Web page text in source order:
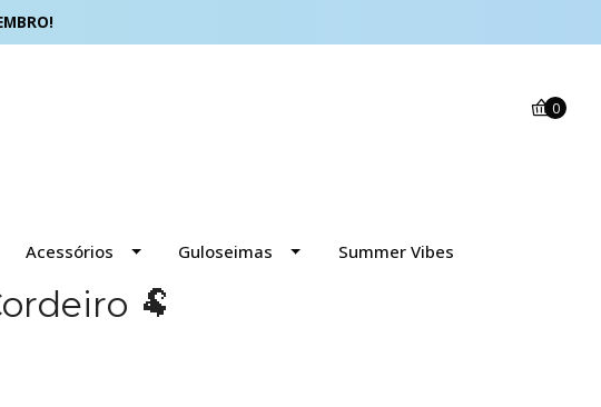
0
Acessórios Guloseimas Summer Vibes
🐏